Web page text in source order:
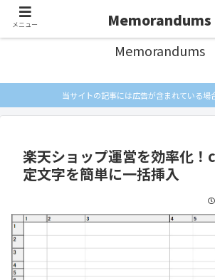
忘れないようにメモしとく
Memorandums
当サイトの記事には広告が含まれている場
楽天ショップ運営を効率化！
定文字を簡単に一括挿入
メニュー Memorandums